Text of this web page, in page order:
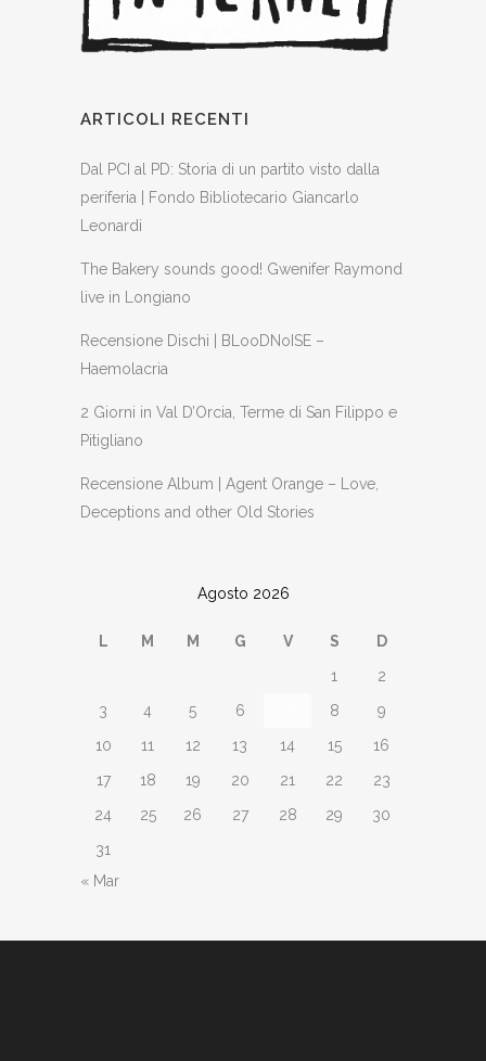
ARTICOLI RECENTI
Dal PCI al PD: Storia di un partito visto dalla
periferia | Fondo Bibliotecario Giancarlo
Leonardi
The Bakery sounds good! Gwenifer Raymond
live in Longiano
Recensione Dischi | BLooDNoISE –
Haemolacria
2 Giorni in Val D’Orcia, Terme di San Filippo e
Pitigliano
Recensione Album | Agent Orange – Love,
Deceptions and other Old Stories
Agosto 2026
L M M G V S
D
1
2
3
4 5 6 8
9
10
11 12 13 14 15
16
17
18 19 20 21 22
23
24
25 26 27 28 29
30
31
« Mar